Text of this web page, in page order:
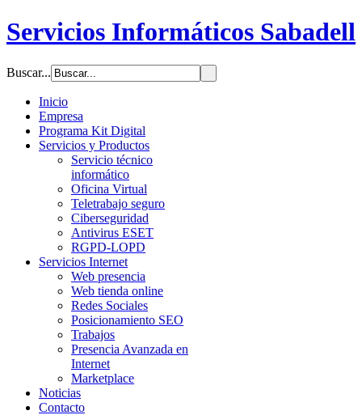
Servicios Informáticos Sabadell
Buscar...
Inicio
Empresa
Programa Kit Digital
Servicios y Productos
Servicio técnico
informático
Oficina Virtual
Teletrabajo seguro
Ciberseguridad
Antivirus ESET
RGPD-LOPD
Servicios Internet
Web presencia
Web tienda online
Redes Sociales
Posicionamiento SEO
Trabajos
Presencia Avanzada en
Internet
Marketplace
Noticias
Contacto